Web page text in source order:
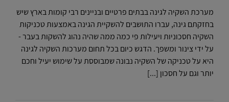
מערכת השקיה לגינה בבתים פרטיים ובניינים רבי קומות בארץ שיש
בחזקתם גינה, עברו התושבים להשקיית הגינה באמצעות טכניקות
השקיה חסכוניות ויעילות פי כמה ממה שהיה נהוג להשקות בעבר -
על ידי צינור ומשפך. הדגש כיום בכל תחום מערכות השקיה לגינה
היא על טכניקה של השקיה נבונה שמבוססת על שימוש יעיל וחכם
יותר וגם על חסכון [...]